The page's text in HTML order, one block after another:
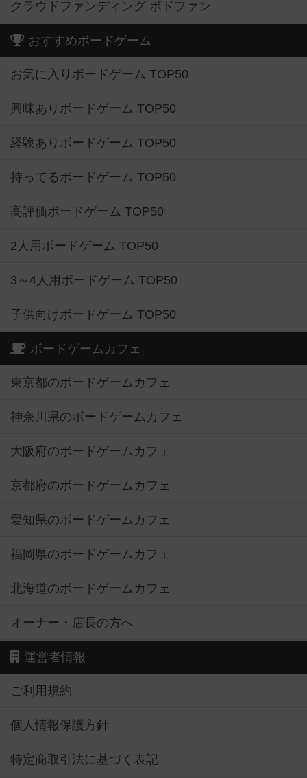
クラウドファンディング ボドファン
おすすめボードゲーム
お気に入りボードゲーム TOP50
興味ありボードゲーム TOP50
経験ありボードゲーム TOP50
持ってるボードゲーム TOP50
高評価ボードゲーム TOP50
2人用ボードゲーム TOP50
3～4人用ボードゲーム TOP50
子供向けボードゲーム TOP50
ボードゲームカフェ
東京都のボードゲームカフェ
神奈川県のボードゲームカフェ
大阪府のボードゲームカフェ
京都府のボードゲームカフェ
愛知県のボードゲームカフェ
福岡県のボードゲームカフェ
北海道のボードゲームカフェ
オーナー・店長の方へ
運営者情報
ご利用規約
個人情報保護方針
特定商取引法に基づく表記